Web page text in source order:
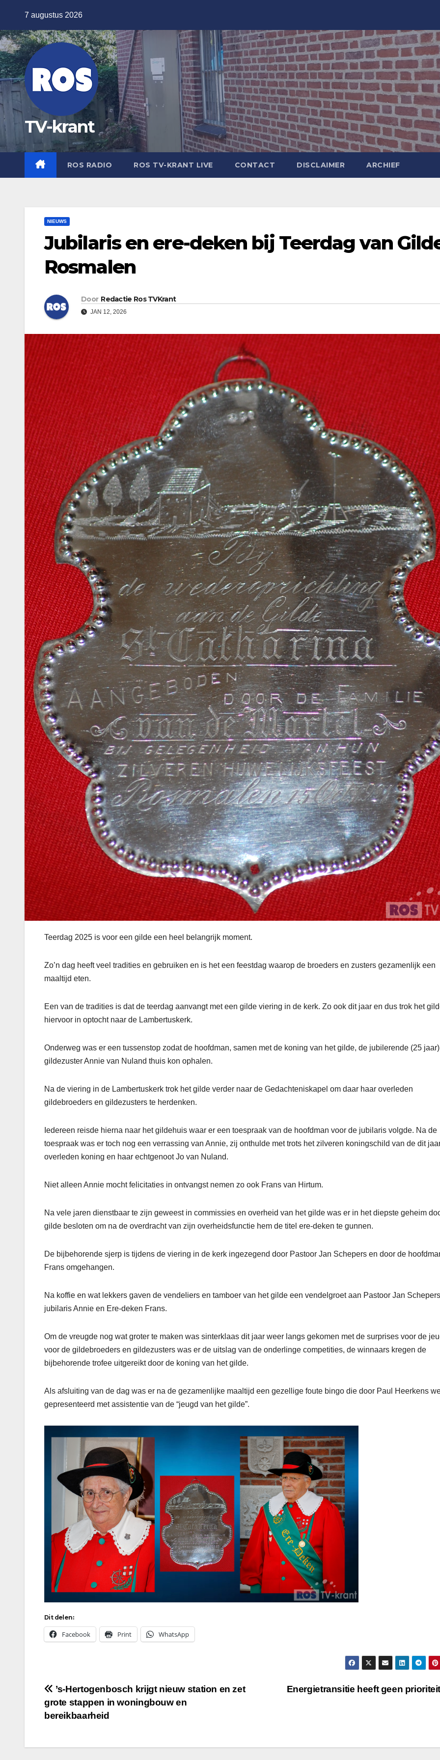
de
inhoud
7 augustus 2026
TV-krant
ROS RADIO ROS TV-KRANT LIVE CONTACT DISCLAIMER ARCHIEF
NIEUWS
Jubilaris en ere-deken bij Teerdag van
Rosmalen
Door Redactie Ros TVKrant
JAN 12, 2026
Teerdag 2025 is voor een gilde een heel belangrijk moment.
Zo’n dag heeft veel tradities en gebruiken en is het een feestdag waarop de broeders en zusters gezamenlijk een
maaltijd eten.
Een van de tradities is dat de teerdag aanvangt met een gilde viering in de kerk. Zo ook dit jaar en dus trok het
hiervoor in optocht naar de Lambertuskerk.
Onderweg was er een tussenstop zodat de hoofdman, samen met de koning van het gilde, de jubilerende (25 jaar)
gildezuster Annie van Nuland thuis kon ophalen.
Na de viering in de Lambertuskerk trok het gilde verder naar de Gedachteniskapel om daar haar overleden
gildebroeders en gildezusters te herdenken.
Iedereen reisde hierna naar het gildehuis waar er een toespraak van de hoofdman voor de jubilaris volgde. Na de
toespraak was er toch nog een verrassing van Annie, zij onthulde met trots het zilveren koningschild van de dit
overleden koning en haar echtgenoot Jo van Nuland.
Niet alleen Annie mocht felicitaties in ontvangst nemen zo ook Frans van Hirtum.
Na vele jaren dienstbaar te zijn geweest in commissies en overheid van het gilde was er in het diepste geheim
gilde besloten om na de overdracht van zijn overheidsfunctie hem de titel ere-deken te gunnen.
De bijbehorende sjerp is tijdens de viering in de kerk ingezegend door Pastoor Jan Schepers en door de
Frans omgehangen.
Na koffie en wat lekkers gaven de vendeliers en tamboer van het gilde een vendelgroet aan Pastoor Jan
jubilaris Annie en Ere-deken Frans.
Om de vreugde nog wat groter te maken was sinterklaas dit jaar weer langs gekomen met de surprises voor de
voor de gildebroeders en gildezusters was er de uitslag van de onderlinge competities, de winnaars kregen de
bijbehorende trofee uitgereikt door de koning van het gilde.
Als afsluiting van de dag was er na de gezamenlijke maaltijd een gezellige foute bingo die door Paul Heerkens
gepresenteerd met assistentie van de “jeugd van het gilde”.
Dit delen:
Facebook Print WhatsApp
Bericht
navigatie
Energietransitie heeft geen
’s-Hertogenbosch krijgt nieuw station en zet
grote stappen in woningbouw en
bereikbaarheid